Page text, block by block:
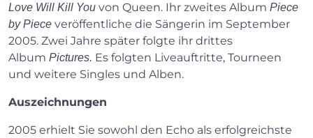
Love Will Kill You von Queen. Ihr zweites Album Piece
by Piece veröffentliche die Sängerin im September
2005. Zwei Jahre später folgte ihr drittes
Album Pictures. Es folgten Liveauftritte, Tourneen
und weitere Singles und Alben.
Auszeichnungen
2005 erhielt Sie sowohl den Echo als erfolgreichste